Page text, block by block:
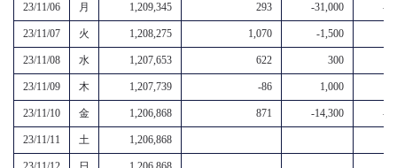
23/11/06 月 1,209,345 293 -31,000 -
23/11/07 火 1,208,275 1,070 -1,500
23/11/08 水 1,207,653 622 300
23/11/09 木 1,207,739 -86 1,000
23/11/10 金 1,206,868 871 -14,300 -
23/11/11 土 1,206,868